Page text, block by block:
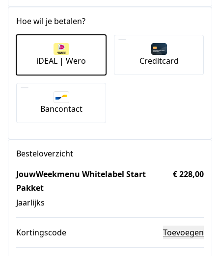
Hoe wil je betalen?
iDEAL | Wero Creditcard
Bancontact
Besteloverzicht
JouwWeekmenu Whitelabel Start
Pakket
Jaarlijks
€ 228,00
Kortingscode Toevoegen